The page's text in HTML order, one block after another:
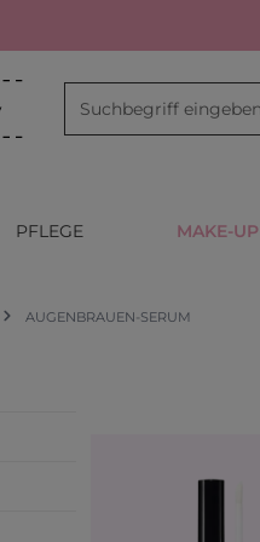
PFLEGE MAKE-UP
AUGENBRAUEN-SERUM